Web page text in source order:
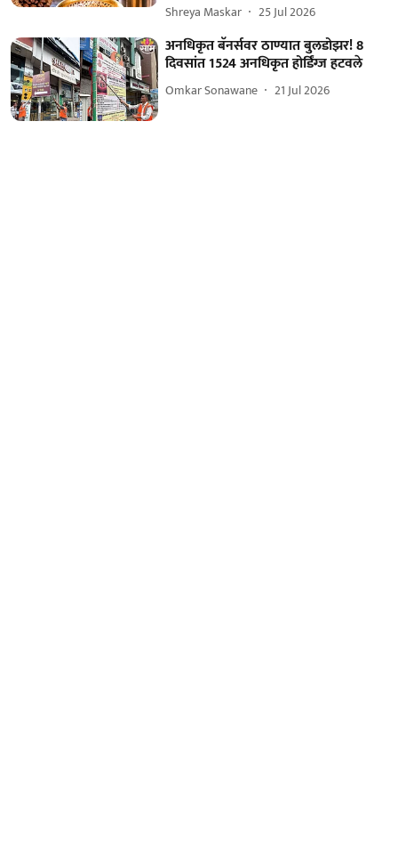
Shreya Maskar 25 Jul 2026
अनधिकृत बॅनर्सवर ठाण्यात बुलडोझर! 8
दिवसांत 1524 अनधिकृत होर्डिंग्ज हटवले
Omkar Sonawane 21 Jul 2026